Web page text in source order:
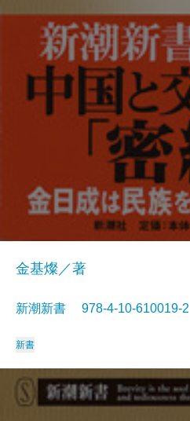
金基燦／著
新潮新書 978-4-10-
新書